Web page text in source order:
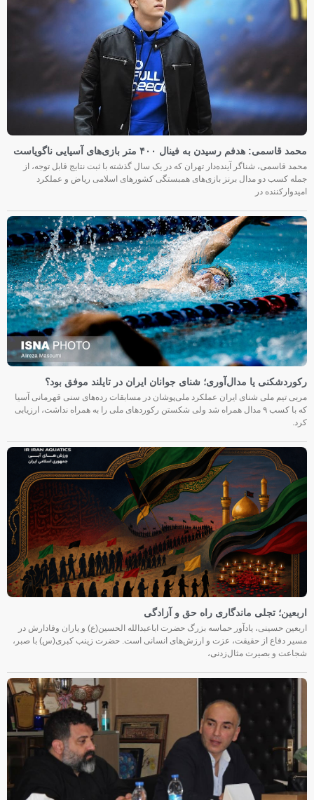
محمد قاسمی: هدفم رسیدن به فینال ۴۰۰ متر بازی‌های آسیایی ناگویاست
محمد قاسمی، شناگر آینده‌دار تهران که در یک سال گذشته با ثبت نتایج قابل توجه، از
جمله کسب دو مدال برنز بازی‌های همبستگی کشورهای اسلامی ریاض و عملکرد
امیدوارکننده در
رکوردشکنی یا مدال‌آوری؛ شنای جوانان ایران در تایلند موفق بود؟
مربی تیم ملی شنای ایران عملکرد ملی‌پوشان در مسابقات رده‌های سنی قهرمانی آسیا
که با کسب ۹ مدال همراه شد ولی شکستن رکوردهای ملی را به همراه نداشت، ارزیابی
کرد.
اربعین؛ تجلی ماندگاری راه حق و آزادگی
اربعین حسینی، یادآور حماسه بزرگ حضرت اباعبدالله الحسین(ع) و یاران وفادارش در
مسیر دفاع از حقیقت، عزت و ارزش‌های انسانی است. حضرت زینب کبری(س) با صبر،
شجاعت و بصیرت مثال‌زدنی،